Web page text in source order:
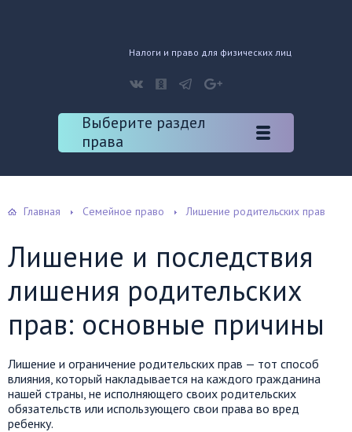
Налоги и право для физических лиц
Выберите раздел
права
Главная Семейное право Лишение родительских прав
Лишение и последствия
лишения родительских
прав: основные причины
Лишение и ограничение родительских прав — тот способ
влияния, который накладывается на каждого гражданина
нашей страны, не исполняющего своих родительских
обязательств или использующего свои права во вред
ребенку.